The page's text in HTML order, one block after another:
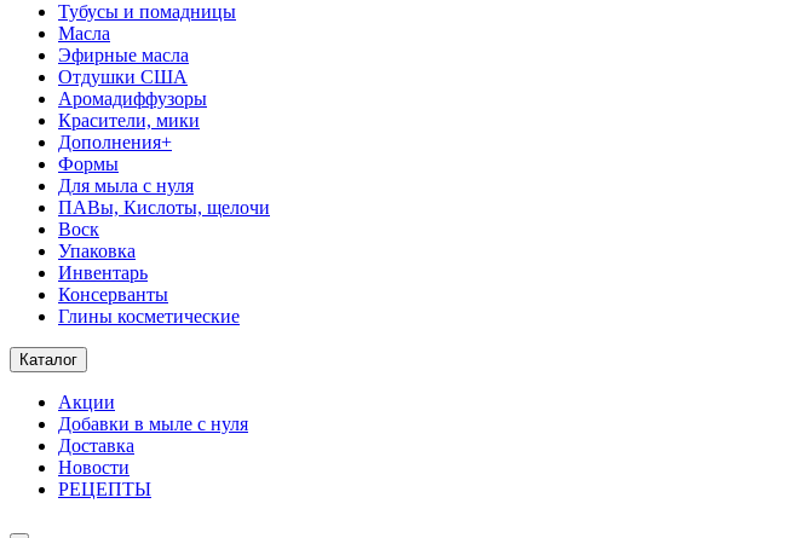
Тубусы и помадницы
Масла
Эфирные масла
Отдушки США
Аромадиффузоры
Красители, мики
Дополнения+
Формы
Для мыла с нуля
ПАВы, Кислоты, щелочи
Воск
Упаковка
Инвентарь
Консерванты
Глины косметические
Каталог
Акции
Добавки в мыле с нуля
Доставка
Новости
РЕЦЕПТЫ